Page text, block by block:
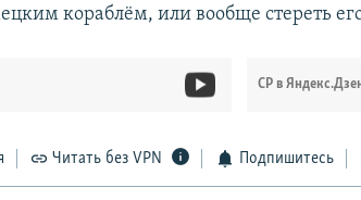
кораблём, или вообще стереть
СР в
Читать без VPN Подпишитесь